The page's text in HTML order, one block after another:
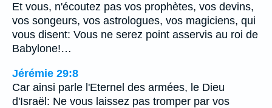
Et vous, n'écoutez pas vos prophètes, vos devins,
vos songeurs, vos astrologues, vos magiciens, qui
vous disent: Vous ne serez point asservis au roi de
Babylone!…
Jérémie 29:8
Car ainsi parle l'Eternel des armées, le Dieu
d'Israël: Ne vous laissez pas tromper par vos